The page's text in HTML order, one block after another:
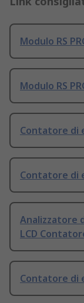
Modulo RS
Modulo RS
Contatore di
Contatore di
Analizzatore
LCD
Contatore di